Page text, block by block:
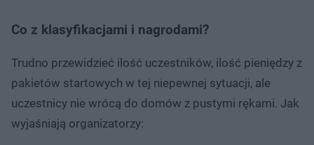
Co z klasyfikacjami i nagrodami?
Trudno przewidzieć ilość uczestników, ilość pieniędzy z
pakietów startowych w tej niepewnej sytuacji, ale
uczestnicy nie wrócą do domów z pustymi rękami. Jak
wyjaśniają organizatorzy: